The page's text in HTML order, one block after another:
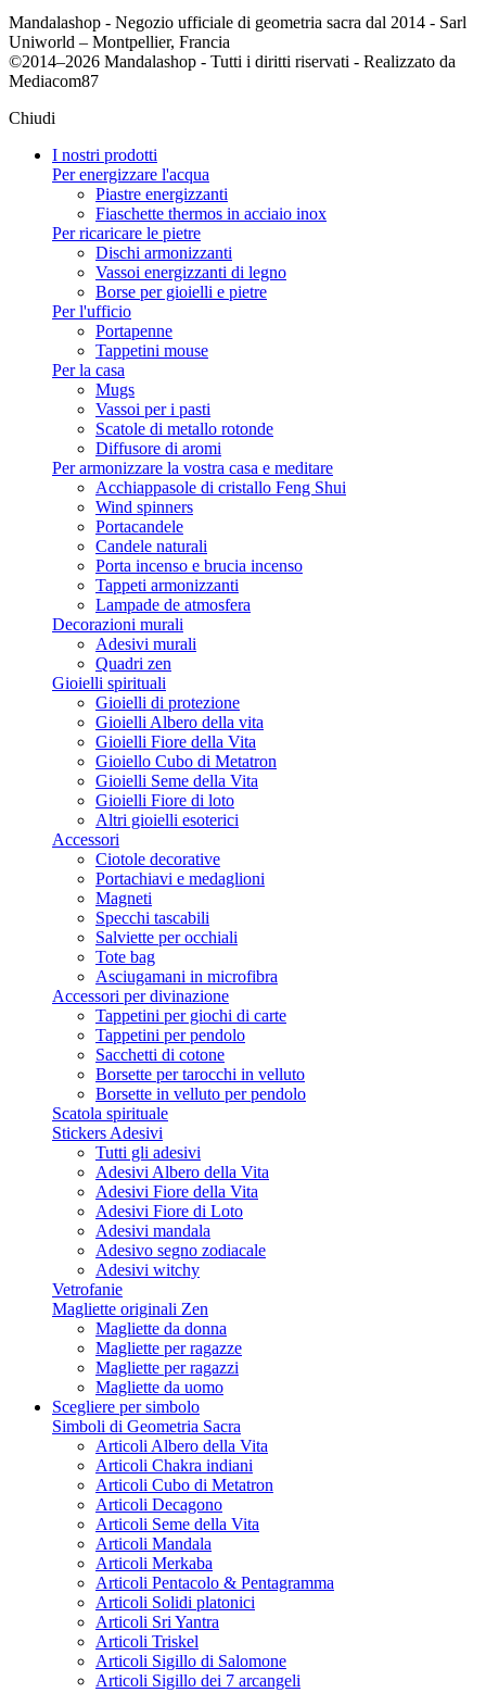
Mandalashop - Negozio ufficiale di geometria sacra dal 2014 - Sarl
Uniworld – Montpellier, Francia
©2014–2026 Mandalashop - Tutti i diritti riservati - Realizzato da
Mediacom87
Chiudi
I nostri prodotti
Per energizzare l'acqua
Piastre energizzanti
Fiaschette thermos in acciaio inox
Per ricaricare le pietre
Dischi armonizzanti
Vassoi energizzanti di legno
Borse per gioielli e pietre
Per l'ufficio
Portapenne
Tappetini mouse
Per la casa
Mugs
Vassoi per i pasti
Scatole di metallo rotonde
Diffusore di aromi
Per armonizzare la vostra casa e meditare
Acchiappasole di cristallo Feng Shui
Wind spinners
Portacandele
Candele naturali
Porta incenso e brucia incenso
Tappeti armonizzanti
Lampade de atmosfera
Decorazioni murali
Adesivi murali
Quadri zen
Gioielli spirituali
Gioielli di protezione
Gioielli Albero della vita
Gioielli Fiore della Vita
Gioiello Cubo di Metatron
Gioielli Seme della Vita
Gioielli Fiore di loto
Altri gioielli esoterici
Accessori
Ciotole decorative
Portachiavi e medaglioni
Magneti
Specchi tascabili
Salviette per occhiali
Tote bag
Asciugamani in microfibra
Accessori per divinazione
Tappetini per giochi di carte
Tappetini per pendolo
Sacchetti di cotone
Borsette per tarocchi in velluto
Borsette in velluto per pendolo
Scatola spirituale
Stickers Adesivi
Tutti gli adesivi
Adesivi Albero della Vita
Adesivi Fiore della Vita
Adesivi Fiore di Loto
Adesivi mandala
Adesivo segno zodiacale
Adesivi witchy
Vetrofanie
Magliette originali Zen
Magliette da donna
Magliette per ragazze
Magliette per ragazzi
Magliette da uomo
Scegliere per simbolo
Simboli di Geometria Sacra
Articoli Albero della Vita
Articoli Chakra indiani
Articoli Cubo di Metatron
Articoli Decagono
Articoli Seme della Vita
Articoli Mandala
Articoli Merkaba
Articoli Pentacolo & Pentagramma
Articoli Solidi platonici
Articoli Sri Yantra
Articoli Triskel
Articoli Sigillo di Salomone
Articoli Sigillo dei 7 arcangeli